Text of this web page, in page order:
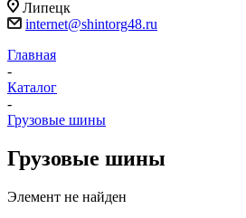
Липецк
internet@shintorg48.ru
Главная
-
Каталог
-
Грузовые шины
Грузовые шины
Элемент не найден